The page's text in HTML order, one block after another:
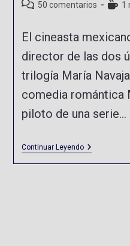
50 comentarios
1
El cineasta
director de las dos
trilogía María
comedia romántica
piloto de una serie…
Continuar Leyendo